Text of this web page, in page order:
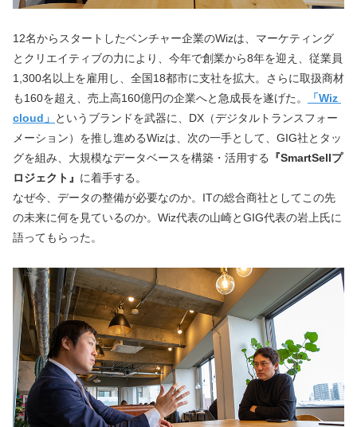
12名からスタートしたベンチャー企業のWizは、マーケティング
とクリエイティブの力により、今年で創業から8年を迎え、従業員
1,300名以上を雇用し、全国18都市に支社を拡大。さらに取扱商材
も160を超え、売上高160億円の企業へと急成長を遂げた。
「Wiz
cloud」 というブランドを武器に、DX（デジタルトランスフォー
メーション）を推し進めるWizは、次の一手として、GIG社とタッ
グを組み、大規模なデータベースを構築・活用する
『SmartSellプ
ロジェクト』 に着手する。
なぜ今、データの整備が必要なのか。ITの総合商社としてこの先
の未来に何を見ているのか。Wiz代表の山崎とGIG代表の岩上氏に
語ってもらった。